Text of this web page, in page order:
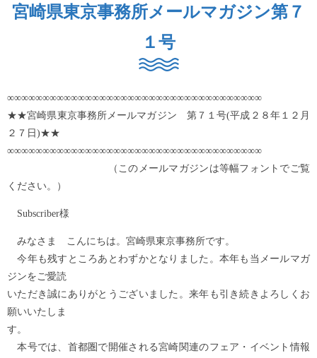
宮崎県東京事務所メールマガジン第７
１号
∞∞∞∞∞∞∞∞∞∞∞∞∞∞∞∞∞∞∞∞∞∞∞∞∞∞∞∞∞∞∞∞∞∞∞∞
★★宮崎県東京事務所メールマガジン 第７１号(平成２８年１２月
２７日)★★
∞∞∞∞∞∞∞∞∞∞∞∞∞∞∞∞∞∞∞∞∞∞∞∞∞∞∞∞∞∞∞∞∞∞∞∞
（このメールマガジンは等幅フォントでご覧
ください。）
Subscriber様
みなさま こんにちは。宮崎県東京事務所です。
今年も残すところあとわずかとなりました。本年も当メールマガ
ジンをご愛読
いただき誠にありがとうございました。来年も引き続きよろしくお
願いいたしま
す。
本号では、首都圏で開催される宮崎関連のフェア・イベント情報